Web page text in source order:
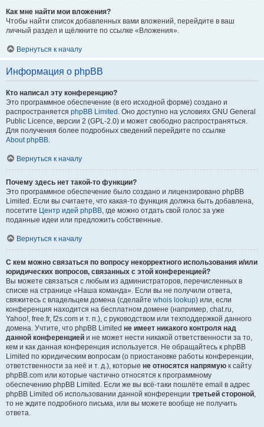
Как мне найти мои вложения?
Чтобы найти список добавленных вами вложений, перейдите в ваш
личный раздел и щёлкните по ссылке «Вложения».
Вернуться к началу
Информация о phpBB
Кто написал эту конференцию?
Это программное обеспечение (в его исходной форме) создано и
распространяется phpBB Limited . Оно доступно на условиях GNU General
Public Licence, версии 2 (GPL-2.0) и может свободно распространяться.
Для получения более подробных сведений перейдите по ссылке
About phpBB.
Вернуться к началу
Почему здесь нет такой-то функции?
Это программное обеспечение было создано и лицензировано phpBB
Limited. Если вы считаете, что какая-то функция должна быть добавлена,
посетите Центр идей phpBB, где можно отдать свой голос за уже
поданные идеи или предложить собственные.
Вернуться к началу
С кем можно связаться по вопросу некорректного использования и/или
юридических вопросов, связанных с этой конференцией?
Вы можете связаться с любым из администраторов, перечисленных в
списке на странице «Наша команда». Если вы не получили ответа,
свяжитесь с владельцем домена (сделайте whois lookup) или, если
конференция находится на бесплатном домене (например, chat.ru,
Yahoo!, free.fr, f2s.com и т. п.), с руководством или техподдержкой данного
домена. Учтите, что phpBB Limited не имеет никакого контроля над
данной конференцией и не может нести никакой ответственности за то,
кем и как данная конференция используется. Не обращайтесь к phpBB
Limited по юридическим вопросам (о приостановке работы конференции,
ответственности за неё и т. д.), которые не относятся напрямую к сайту
phpBB.com или которые частично относятся к программному
обеспечению phpBB Limited. Если же вы всё-таки пошлёте email в адрес
phpBB Limited об использовании данной конференции третьей стороной,
то не ждите подробного письма, или вы можете вообще не получить
ответа.